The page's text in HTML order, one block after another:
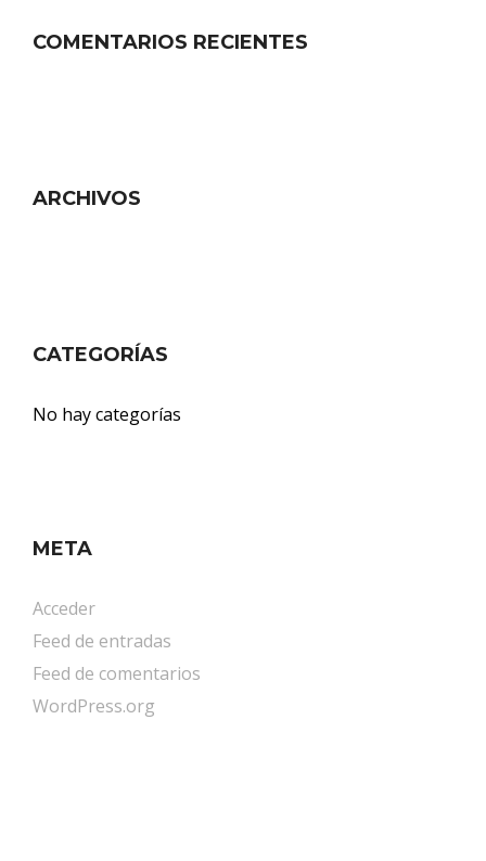
COMENTARIOS RECIENTES
ARCHIVOS
CATEGORÍAS
No hay categorías
META
Acceder
Feed de entradas
Feed de comentarios
WordPress.org